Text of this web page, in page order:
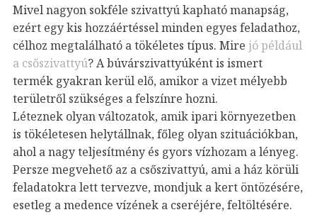
Mivel nagyon sokféle szivattyú kapható manapság,
ezért egy kis hozzáértéssel minden egyes feladathoz,
célhoz megtalálható a tökéletes típus. Mire jó például
a csőszivattyú? A búvárszivattyúként is ismert
termék gyakran kerül elő, amikor a vizet mélyebb
területről szükséges a felszínre hozni.
Léteznek olyan változatok, amik ipari környezetben
is tökéletesen helytállnak, főleg olyan szituációkban,
ahol a nagy teljesítmény és gyors vízhozam a lényeg.
Persze megvehető az a csőszivattyú, ami a ház körüli
feladatokra lett tervezve, mondjuk a kert öntözésére,
esetleg a medence vízének a cseréjére, feltöltésére.